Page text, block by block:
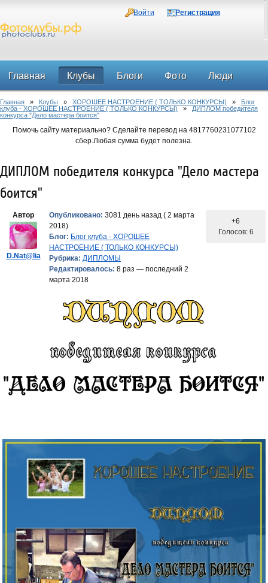
Войти Регистрация
Главная Клубы Блоги Фото Люди
Форум
Главная » Клубы » ХОРОШЕЕ НАСТРОЕНИЕ ( ТОЛЬКО КОНКУРСЫ) » Блог
клуба - ХОРОШЕЕ НАСТРОЕНИЕ ( ТОЛЬКО КОНКУРСЫ) » ДИПЛОМ победителя
конкурса "Дело мастера боится"
Помочь сайту материально? Сделайте перевод на 4817760231077102
сбер.Любая сумма будет полезна.
ДИПЛОМ победителя конкурса "Дело мастера
боится"
Автор
D.Nat@lia
Опубликовано: 3081 день назад ( 2 марта
2018)
Блог: Блог клуба - ХОРОШЕЕ
НАСТРОЕНИЕ ( ТОЛЬКО КОНКУРСЫ)
Рубрика: ДИПЛОМЫ
Редактировалось: 8 раз — последний 2
марта 2018
+6
Голосов: 6